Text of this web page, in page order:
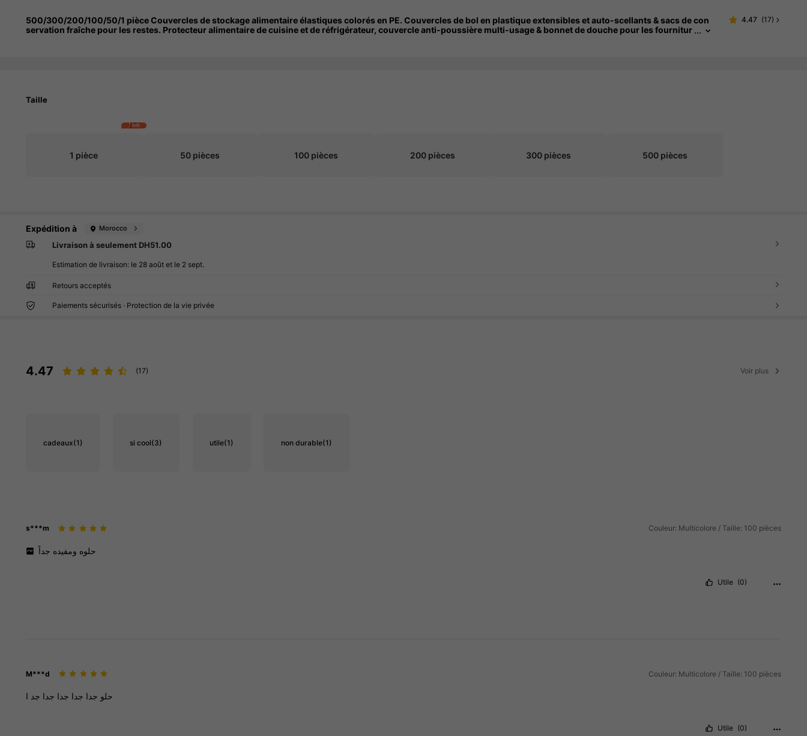
500/300/200/100/50/1 pièce Couvercles de stockage alimentaire élastiques colorés en PE. Couvercles de bol en plastique extensibles et auto-scellants & sacs de con
servation fraîche pour les restes. Protecteur alimentaire de cuisine et de réfrigérateur, couvercle anti-poussière multi-usage & bonnet de douche pour les fournitur
4.47 (17)
Taille
1 pièce
7 left
50 pièces 100 pièces 200 pièces 300 pièces 500 pièces
Expédition à Morocco
Livraison à seulement DH51.00
Estimation de livraison: le 28 août et le 2 sept.
Retours acceptés
Paiements sécurisés · Protection de la vie privée
4.47 (17) Voir plus
cadeaux(1) si cool(3) utile(1) non durable(1)
s***m Couleur: Multicolore / Taille: 100 pièces
حلوه ومفيده جداً
Utile (0)
M***d Couleur: Multicolore / Taille: 100 pièces
حلو جدا جدا جدا جدا جد ا
Utile (0)